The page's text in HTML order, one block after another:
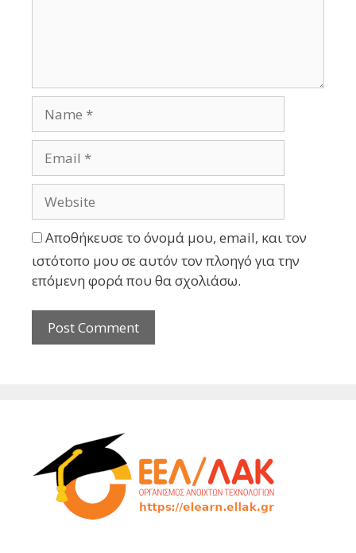
Αποθήκευσε το όνομά μου, email, και τον
ιστότοπο μου σε αυτόν τον πλοηγό για την
επόμενη φορά που θα σχολιάσω.